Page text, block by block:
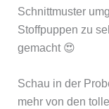
Schnittmuster
Stoffpuppen zu
gemacht 😍
Schau in der
mehr von den